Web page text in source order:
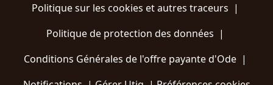
Politique sur les cookies et autres traceurs |
Politique de protection des données |
Conditions Générales de l'offre payante d'Ode |